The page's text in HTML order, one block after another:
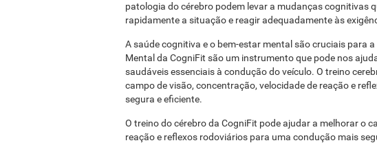
patologia do cérebro podem levar a mudanças cognitivas
rapidamente a situação e reagir adequadamente às
A saúde cognitiva e o bem-estar mental são cruciais para
Mental da CogniFit são um instrumento que pode nos
saudáveis ​​essenciais à condução do veículo. O treino
campo de visão, concentração, velocidade de reação e
segura e eficiente.
O treino do cérebro da CogniFit pode ajudar a melhorar o
reação e reflexos rodoviários para uma condução mais